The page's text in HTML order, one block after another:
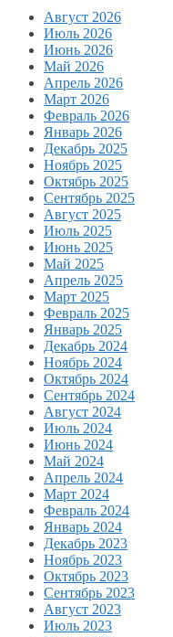
Август 2026
Июль 2026
Июнь 2026
Май 2026
Апрель 2026
Март 2026
Февраль 2026
Январь 2026
Декабрь 2025
Ноябрь 2025
Октябрь 2025
Сентябрь 2025
Август 2025
Июль 2025
Июнь 2025
Май 2025
Апрель 2025
Март 2025
Февраль 2025
Январь 2025
Декабрь 2024
Ноябрь 2024
Октябрь 2024
Сентябрь 2024
Август 2024
Июль 2024
Июнь 2024
Май 2024
Апрель 2024
Март 2024
Февраль 2024
Январь 2024
Декабрь 2023
Ноябрь 2023
Октябрь 2023
Сентябрь 2023
Август 2023
Июль 2023